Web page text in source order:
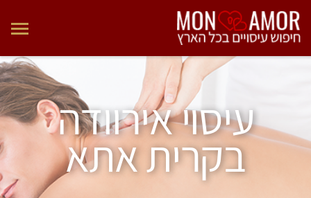
עיסוי אירוודה
בקרית אתא